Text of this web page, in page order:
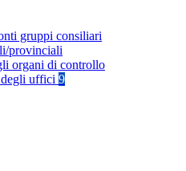
gruppi consiliari
provinciali
organi di controllo
uffici 9